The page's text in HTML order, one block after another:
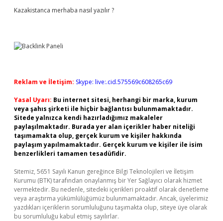
Kazakistanca merhaba nasıl yazılır ?
Reklam ve İletişim: Skype: live:.cid.575569c608265c69
Yasal Uyarı: Bu internet sitesi, herhangi bir marka, kurum
veya şahıs şirketi ile hiçbir bağlantısı bulunmamaktadır.
Sitede yalnızca kendi hazırladığımız makaleler
paylaşılmaktadır. Burada yer alan içerikler haber niteliği
taşımamakta olup, gerçek kurum ve kişiler hakkında
paylaşım yapılmamaktadır. Gerçek kurum ve kişiler ile isim
benzerlikleri tamamen tesadüfidir.
Sitemiz, 5651 Sayılı Kanun gereğince Bilgi Teknolojileri ve İletişim
Kurumu (BTK) tarafından onaylanmış bir Yer Sağlayıcı olarak hizmet
vermektedir. Bu nedenle, sitedeki içerikleri proaktif olarak denetleme
veya araştırma yükümlülüğümüz bulunmamaktadır. Ancak, üyelerimiz
yazdıkları içeriklerin sorumluluğunu taşımakta olup, siteye üye olarak
bu sorumluluğu kabul etmiş sayılırlar.